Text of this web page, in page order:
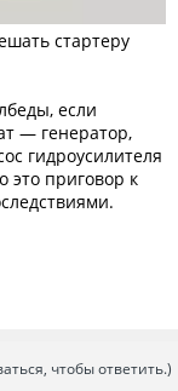
стартеру
если
— генератор,
гидроусилителя
это приговор к
чтобы ответить.)